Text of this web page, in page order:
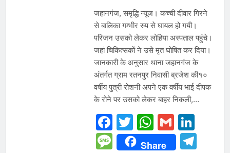
जहानगंज, समृद्धि न्यूज। कच्ची दीवार गिरने
से बालिका गम्भीर रुप से घायल हो गयी।
परिजन उसको लेकर लोहिया अस्पताल पहुंचे।
जहां चिकित्सकों ने उसे मृत घोषित कर दिया।
जानकारी के अनुसार थाना जहानगंज के
अंतर्गत ग्राम रतनपुर निवासी ब्रजेश की१०
वर्षीय पुत्री रोशनी अपने एक वर्षीय भाई दीपक
के रोने पर उसको लेकर बाहर निकली,…
Facebook
TwitterGmail
Message
Share